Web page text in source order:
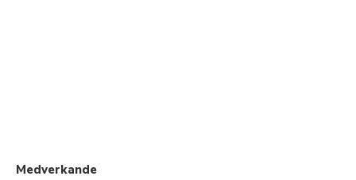
Medverkande